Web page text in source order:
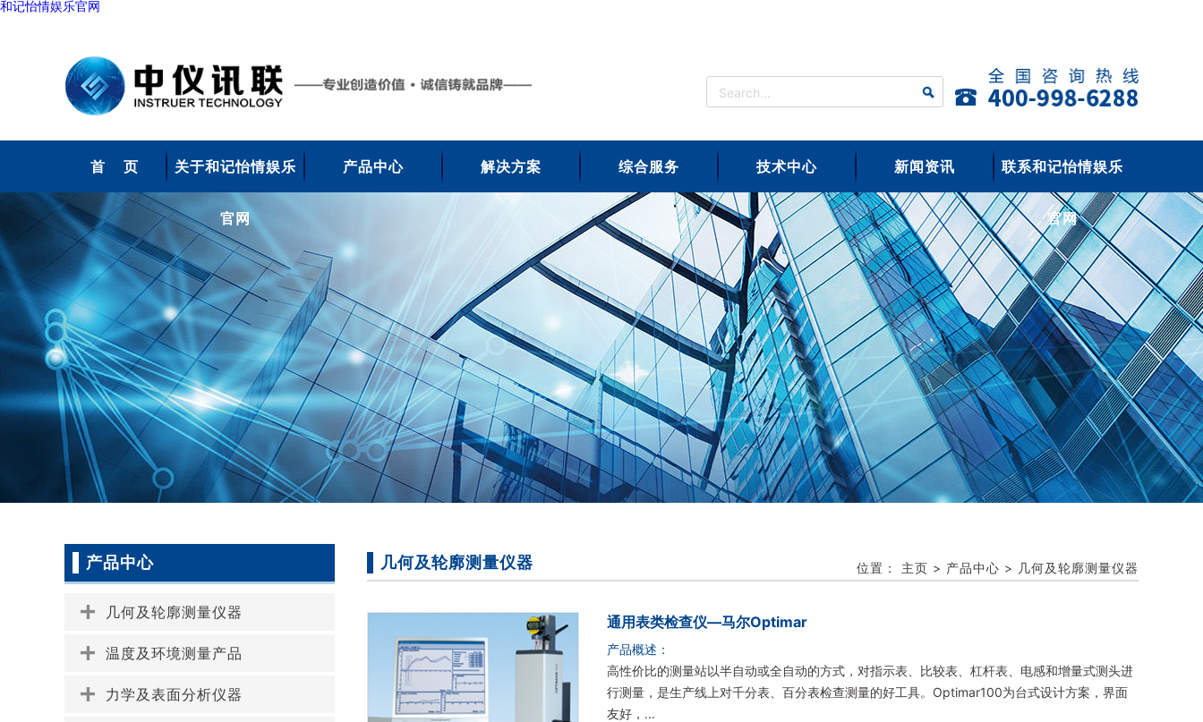
和记怡情娱乐官网
首 页 关于和记怡情娱乐
官网
产品中心 解决方案 综合服务 技术中心 新闻资讯 联系和记怡情娱乐
官网
产品中心
几何及轮廓测量仪器
温度及环境测量产品
力学及表面分析仪器
几何及轮廓测量仪器 位置： 主页 > 产品中心 > 几何及轮廓测量仪器
通用表类检查仪—马尔Optimar
产品概述：
高性价比的测量站以半自动或全自动的方式，对指示表、比较表、杠杆表、电感和增量式测头进
行测量，是生产线上对千分表、百分表检查测量的好工具。Optimar100为台式设计方案，界面
友好，...